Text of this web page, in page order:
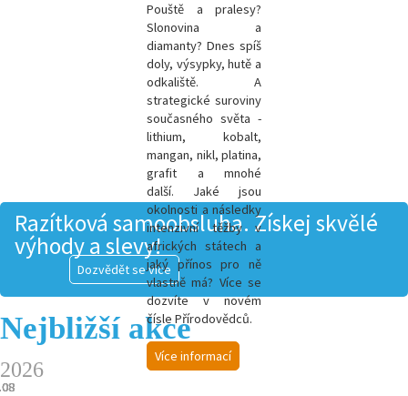
Pouště a pralesy?
Slonovina a
diamanty? Dnes spíš
doly, výsypky, hutě a
odkaliště. A
strategické suroviny
současného světa -
lithium, kobalt,
mangan, nikl, platina,
grafit a mnohé
další. Jaké jsou
okolnosti a následky
intenzivní těžby v
afrických státech a
jaký přínos pro ně
vlastně má? Více se
dozvíte v novém
čísle Přírodovědců.
Více informací
Razítková samoobsluha. Získej skvělé
výhody a slevy!
Dozvědět se více
Nejbližší akce
2026